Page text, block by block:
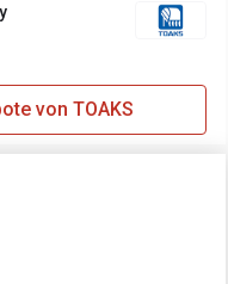
von TOAKS